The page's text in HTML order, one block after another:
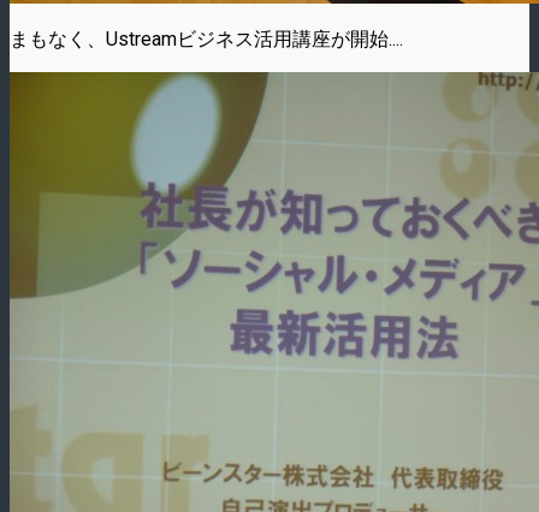
まもなく、Ustreamビジネス活用講座が開始....